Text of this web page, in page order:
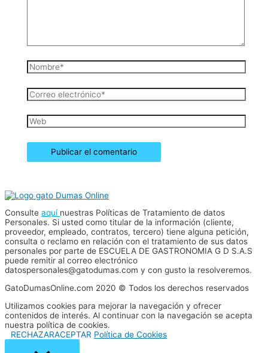
Nombre*
Correo
electrónico*
Web
Consulte aquí nuestras Políticas de Tratamiento de datos
Personales. Si usted como titular de la información (cliente,
proveedor, empleado, contratos, tercero) tiene alguna petición,
consulta o reclamo en relación con el tratamiento de sus datos
personales por parte de ESCUELA DE GASTRONOMIA G D S.A.S
puede remitir al correo electrónico
datospersonales@gatodumas.com y con gusto la resolveremos.
GatoDumasOnline.com 2020 © Todos los derechos reservados
Utilizamos cookies para mejorar la navegación y ofrecer
contenidos de interés. Al continuar con la navegación se acepta
nuestra política de cookies.
RECHAZARACEPTAR Política de Cookies